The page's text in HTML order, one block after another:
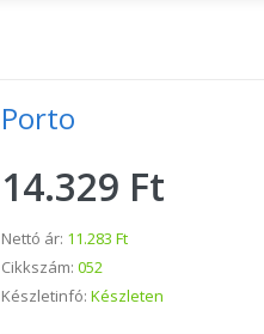
Porto
14.329 Ft
Nettó ár: 11.283 Ft
Cikkszám: 052
Készletinfó: Készleten